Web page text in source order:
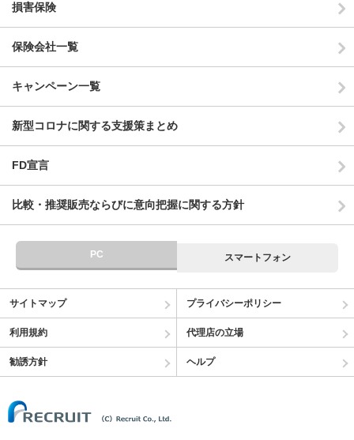
損害保険
保険会社一覧
キャンペーン一覧
新型コロナに関する支援策まとめ
FD宣言
比較・推奨販売ならびに意向把握に関する方針
PC スマートフォン
サイトマップ プライバシーポリシー
利用規約 代理店の立場
勧誘方針 ヘルプ